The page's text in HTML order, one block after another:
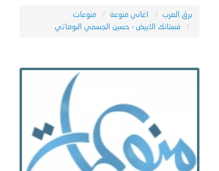
برق العرب اغاني منوعة
منوعات
فستانك الابيض - حسين الجسمي البوماتي